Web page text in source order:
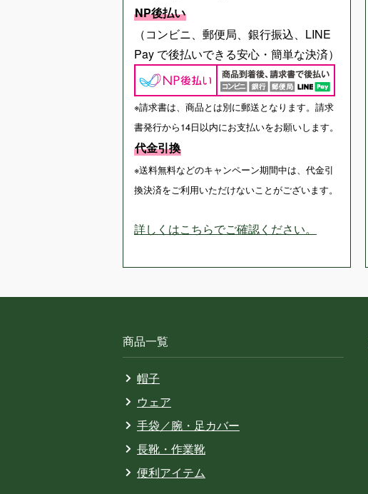
NP後払い
（コンビニ、郵便局、銀行振込、LINE
Pay で後払いできる安心・簡単な決済）
※請求書は、商品とは別に郵送となります。請求
書発行から14日以内にお支払いをお願いします。
代金引換
※送料無料などのキャンペーン期間中は、代金引
換決済をご利用いただけないことがございます。
詳しくはこちらでご確認ください。
商品一覧
帽子
ウェア
手袋／腕・足カバー
長靴・作業靴
便利アイテム